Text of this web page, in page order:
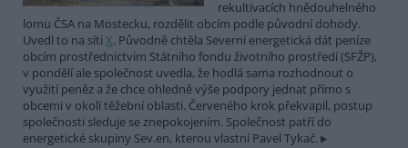
rekultivacích hnědouhelného
lomu ČSA na Mostecku, rozdělit obcím podle původní dohody.
Uvedl to na síti X. Původně chtěla Severní energetická dát peníze
obcím prostřednictvím Státního fondu životního prostředí (SFŽP),
v pondělí ale společnost uvedla, že hodlá sama rozhodnout o
využití peněz a že chce ohledně výše podpory jednat přímo s
obcemi v okolí těžební oblasti. Červeného krok překvapil, postup
společnosti sleduje se znepokojením. Společnost patří do
energetické skupiny Sev.en, kterou vlastní Pavel Tykač.